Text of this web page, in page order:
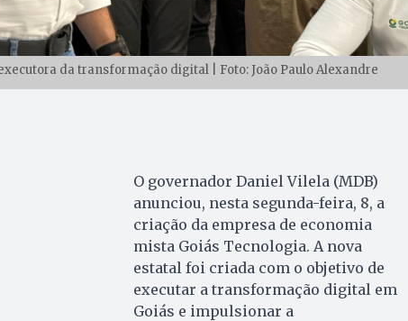
da transformação digital | Foto: João Paulo Alexandre
O governador Daniel Vilela (MDB)
anunciou, nesta segunda-feira, 8, a
criação da empresa de economia
mista Goiás Tecnologia. A nova
estatal foi criada com o objetivo de
executar a transformação digital em
Goiás e impulsionar a